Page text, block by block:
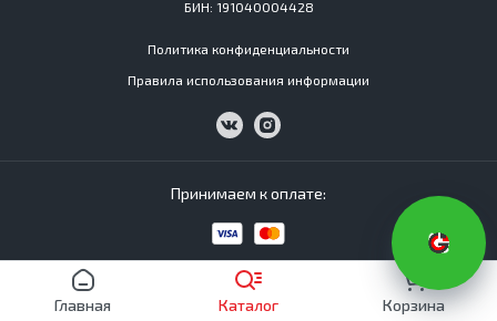
Главная Каталог Корзина
БИН: 191040004428
Политика конфиденциальности
Правила использования информации
Cargasm © All Rights Reserved 2016−2026
Принимаем к оплате: